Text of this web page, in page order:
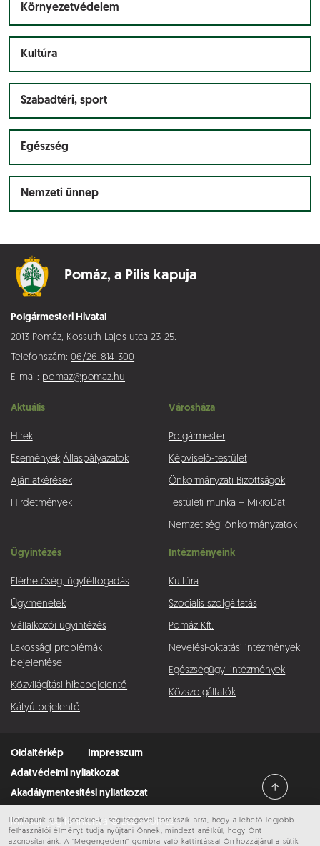
Honlapunk sütik (cookie-k) segítségével törekszik arra, hogy a lehető legjobb
felhasználói élményt tudja nyújtani Önnek, mindezt anélkül, hogy Önt
azonosítanánk. A “Megengedem” gombra való kattintással Ön hozzájárul a sütik
Környezetvédelem
Kultúra
Szabadtéri, sport
Egészség
Nemzeti ünnep
Pomáz, a Pilis kapuja
Polgármesteri Hivatal
2013 Pomáz, Kossuth Lajos utca 23-25.
Telefonszám: 06/26-814-300
E-mail: pomaz@pomaz.hu
Aktuális
Hírek
Események Álláspályázatok
Ajánlatkérések
Hirdetmények
Városháza
Polgármester
Képviselő-testület
Önkormányzati Bizottságok
Testületi munka – MikroDat
Nemzetiségi önkormányzatok
Ügyintézés
Elérhetőség, ügyfélfogadás
Ügymenetek
Vállalkozói ügyintézés
Lakossági problémák
bejelentése
Közvilágítási hibabejelentő
Kátyú bejelentő
Intézményeink
Kultúra
Szociális szolgáltatás
Pomáz Kft.
Nevelési-oktatási intézmények
Egészségügyi intézmények
Közszolgáltatók
Oldaltérkép
Impresszum
Adatvédelmi nyilatkozat
Akadálymentesítési nyilatkozat
Minden jog fenntartva © 2026 Pomáz